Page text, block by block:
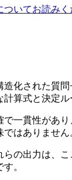
いてお読みく
化された質
算式と決定
一貫性があ
はありません
の出力は、
。